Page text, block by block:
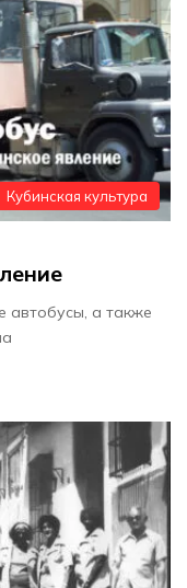
Кубинская культура
автобусы, а также